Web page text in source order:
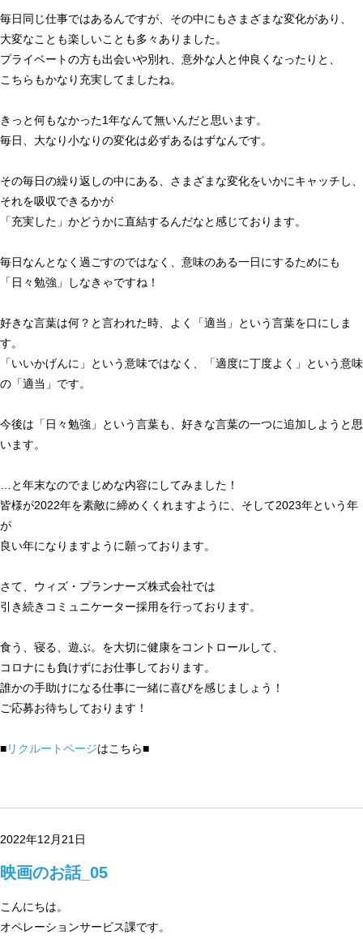
毎日同じ仕事ではあるんですが、その中にもさまざまな変化があり、
大変なことも楽しいことも多々ありました。
プライベートの方も出会いや別れ、意外な人と仲良くなったりと、
こちらもかなり充実してましたね。
きっと何もなかった1年なんて無いんだと思います。
毎日、大なり小なりの変化は必ずあるはずなんです。
その毎日の繰り返しの中にある、さまざまな変化をいかにキャッチし、
それを吸収できるかが
「充実した」かどうかに直結するんだなと感じております。
毎日なんとなく過ごすのではなく、意味のある一日にするためにも
「日々勉強」しなきゃですね！
好きな言葉は何？と言われた時、よく「適当」という言葉を口にしま
す。
「いいかげんに」という意味ではなく、「適度に丁度よく」という意味
の「適当」です。
今後は「日々勉強」という言葉も、好きな言葉の一つに追加しようと思
います。
…と年末なのでまじめな内容にしてみました！
皆様が2022年を素敵に締めくくれますように、そして2023年という年
が
良い年になりますように願っております。
さて、ウィズ・プランナーズ株式会社では
引き続きコミュニケーター採用を行っております。
食う、寝る、遊ぶ。を大切に健康をコントロールして、
コロナにも負けずにお仕事しております。
誰かの手助けになる仕事に一緒に喜びを感じましょう！
ご応募お待ちしております！
■リクルートページはこちら■
2022年12月21日
映画のお話_05
こんにちは。
オペレーションサービス課です。